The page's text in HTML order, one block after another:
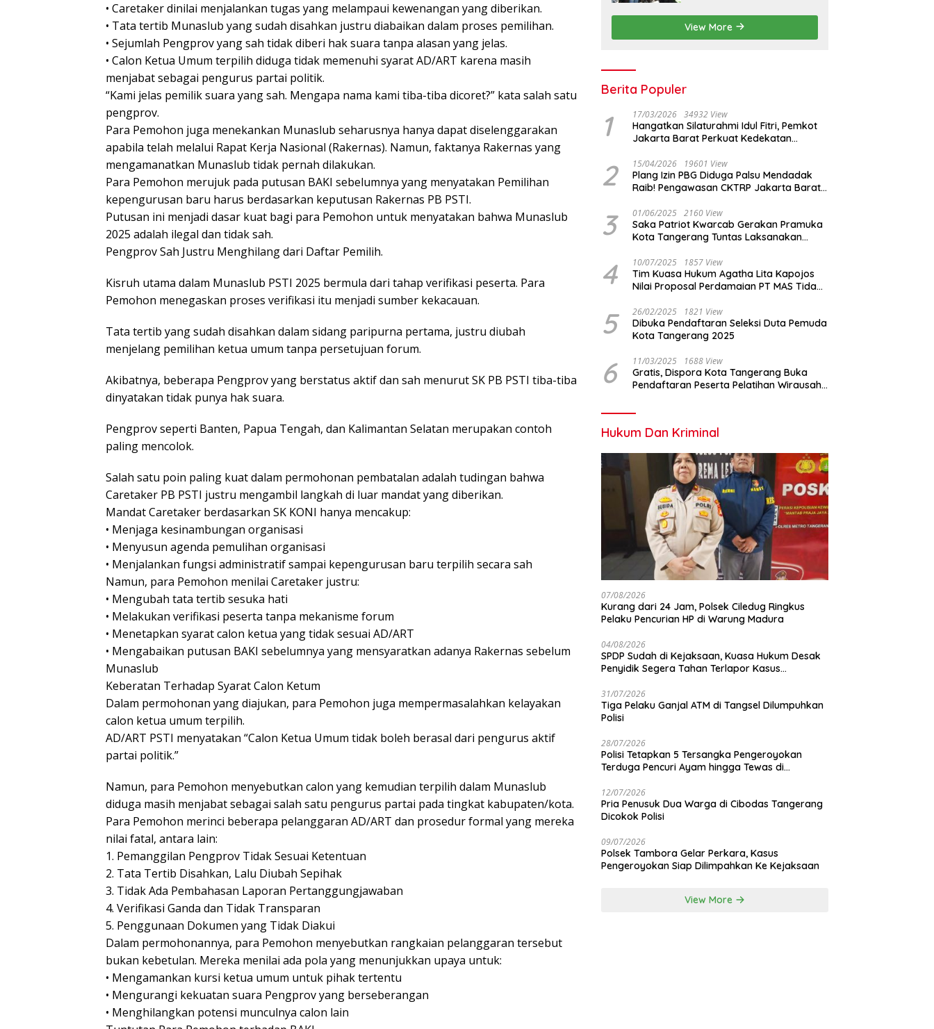
• Caretaker dinilai menjalankan tugas yang melampaui kewenangan yang diberikan.
• Tata tertib Munaslub yang sudah disahkan justru diabaikan dalam proses pemilihan.
• Sejumlah Pengprov yang sah tidak diberi hak suara tanpa alasan yang jelas.
• Calon Ketua Umum terpilih diduga tidak memenuhi syarat AD/ART karena masih
menjabat sebagai pengurus partai politik.
“Kami jelas pemilik suara yang sah. Mengapa nama kami tiba-tiba dicoret?” kata salah satu
pengprov.
Para Pemohon juga menekankan Munaslub seharusnya hanya dapat diselenggarakan
apabila telah melalui Rapat Kerja Nasional (Rakernas). Namun, faktanya Rakernas yang
mengamanatkan Munaslub tidak pernah dilakukan.
Para Pemohon merujuk pada putusan BAKI sebelumnya yang menyatakan Pemilihan
kepengurusan baru harus berdasarkan keputusan Rakernas PB PSTI.
Putusan ini menjadi dasar kuat bagi para Pemohon untuk menyatakan bahwa Munaslub
2025 adalah ilegal dan tidak sah.
Pengprov Sah Justru Menghilang dari Daftar Pemilih.
Kisruh utama dalam Munaslub PSTI 2025 bermula dari tahap verifikasi peserta. Para
Pemohon menegaskan proses verifikasi itu menjadi sumber kekacauan.
Tata tertib yang sudah disahkan dalam sidang paripurna pertama, justru diubah
menjelang pemilihan ketua umum tanpa persetujuan forum.
Akibatnya, beberapa Pengprov yang berstatus aktif dan sah menurut SK PB PSTI tiba-tiba
dinyatakan tidak punya hak suara.
Pengprov seperti Banten, Papua Tengah, dan Kalimantan Selatan merupakan contoh
paling mencolok.
Salah satu poin paling kuat dalam permohonan pembatalan adalah tudingan bahwa
Caretaker PB PSTI justru mengambil langkah di luar mandat yang diberikan.
Mandat Caretaker berdasarkan SK KONI hanya mencakup:
• Menjaga kesinambungan organisasi
• Menyusun agenda pemulihan organisasi
• Menjalankan fungsi administratif sampai kepengurusan baru terpilih secara sah
Namun, para Pemohon menilai Caretaker justru:
• Mengubah tata tertib sesuka hati
• Melakukan verifikasi peserta tanpa mekanisme forum
• Menetapkan syarat calon ketua yang tidak sesuai AD/ART
• Mengabaikan putusan BAKI sebelumnya yang mensyaratkan adanya Rakernas sebelum
Munaslub
Keberatan Terhadap Syarat Calon Ketum
Dalam permohonan yang diajukan, para Pemohon juga mempermasalahkan kelayakan
calon ketua umum terpilih.
AD/ART PSTI menyatakan “Calon Ketua Umum tidak boleh berasal dari pengurus aktif
partai politik.”
Namun, para Pemohon menyebutkan calon yang kemudian terpilih dalam Munaslub
diduga masih menjabat sebagai salah satu pengurus partai pada tingkat kabupaten/kota.
Para Pemohon merinci beberapa pelanggaran AD/ART dan prosedur formal yang mereka
nilai fatal, antara lain:
1. Pemanggilan Pengprov Tidak Sesuai Ketentuan
2. Tata Tertib Disahkan, Lalu Diubah Sepihak
3. Tidak Ada Pembahasan Laporan Pertanggungjawaban
4. Verifikasi Ganda dan Tidak Transparan
5. Penggunaan Dokumen yang Tidak Diakui
Dalam permohonannya, para Pemohon menyebutkan rangkaian pelanggaran tersebut
bukan kebetulan. Mereka menilai ada pola yang menunjukkan upaya untuk:
• Mengamankan kursi ketua umum untuk pihak tertentu
• Mengurangi kekuatan suara Pengprov yang berseberangan
• Menghilangkan potensi munculnya calon lain
View More
Berita Populer
1 17/03/2026 34932 View
Hangatkan Silaturahmi Idul Fitri, Pemkot
Jakarta Barat Perkuat Kedekatan
2 15/04/2026 19601 View
Plang Izin PBG Diduga Palsu Mendadak
Raib! Pengawasan CKTRP Jakarta Barat
3 01/06/2025 2160 View
Saka Patriot Kwarcab Gerakan Pramuka
Kota Tangerang Tuntas Laksanakan
4 10/07/2025 1857 View
Tim Kuasa Hukum Agatha Lita Kapojos
Nilai Proposal Perdamaian PT MAS Tidak
5 26/02/2025 1821 View
Dibuka Pendaftaran Seleksi Duta Pemuda
Kota Tangerang 2025
6 11/03/2025 1688 View
Gratis, Dispora Kota Tangerang Buka
Pendaftaran Peserta Pelatihan Wirausaha
Hukum Dan Kriminal
07/08/2026
Kurang dari 24 Jam, Polsek Ciledug Ringkus
Pelaku Pencurian HP di Warung Madura
04/08/2026
SPDP Sudah di Kejaksaan, Kuasa Hukum Desak
Penyidik Segera Tahan Terlapor Kasus
31/07/2026
Tiga Pelaku Ganjal ATM di Tangsel Dilumpuhkan
Polisi
28/07/2026
Polisi Tetapkan 5 Tersangka Pengeroyokan
Terduga Pencuri Ayam hingga Tewas di
12/07/2026
Pria Penusuk Dua Warga di Cibodas Tangerang
Dicokok Polisi
09/07/2026
Polsek Tambora Gelar Perkara, Kasus
Pengeroyokan Siap Dilimpahkan Ke Kejaksaan
View More